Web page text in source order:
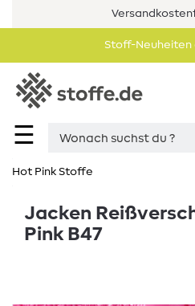
Stoff-Neuheiten
☰
Hot Pink Stoffe
Jacken
Pink B47